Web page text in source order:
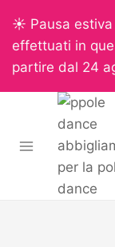
☀️ Pausa estiva
effettuati in
partire dal 24